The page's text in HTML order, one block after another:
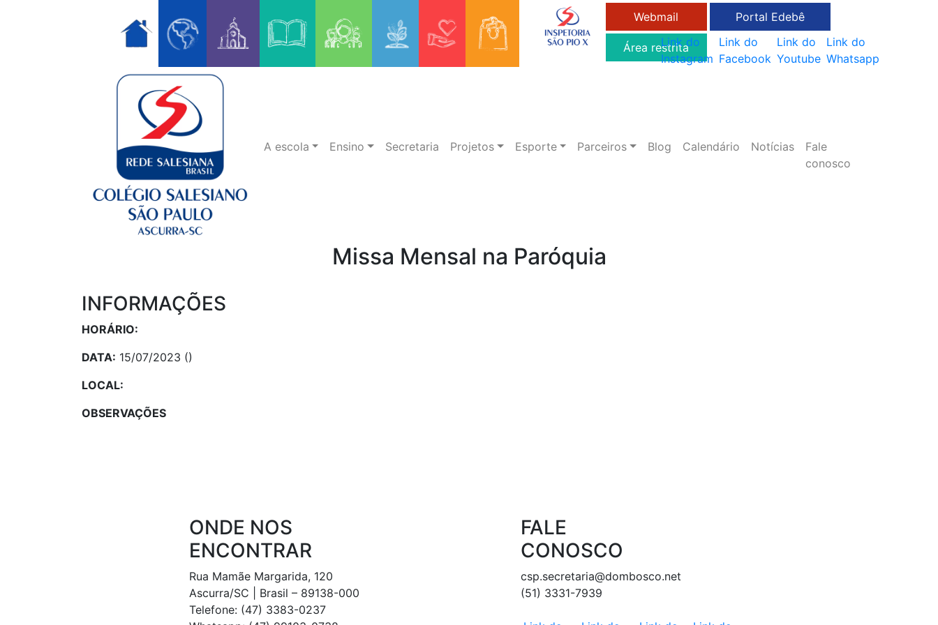
Webmail
Área restrita
Portal Edebê
Link do
Instagram
Link do
Facebook
Link do
Youtube
Link do
Whatsapp
A escola Ensino Secretaria Projetos Esporte Parceiros Blog Calendário Notícias
Fale
conosco
Missa Mensal na Paróquia
INFORMAÇÕES
HORÁRIO:
DATA: 15/07/2023 ()
LOCAL:
OBSERVAÇÕES
ONDE NOS
ENCONTRAR
Rua Mamãe Margarida, 120
Ascurra/SC | Brasil – 89138-000
Telefone: (47) 3383-0237
FALE
CONOSCO
csp.secretaria@dombosco.net
(51) 3331-7939